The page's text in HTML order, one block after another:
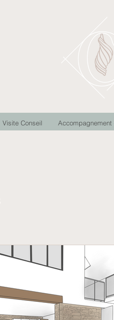
Visite Conseil Accompagnement